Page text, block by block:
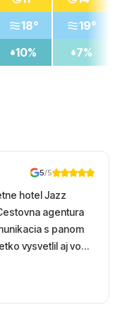
18°
10%
19°
7%
5/5
hotel Jazz
agentura
s panom
vysvetlil aj vo
Hotel
more,